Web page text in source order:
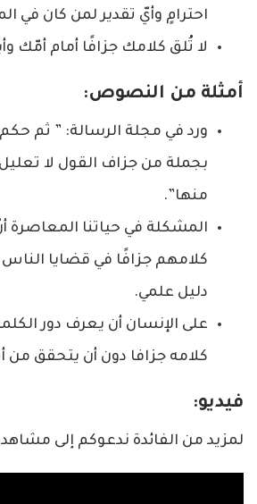
احترامٍ وأيّ تقدير لمن كان في
لا تُلق كلامك جزافًا أمام أمّك
أمثلة من النصوص:
ورد في مجلة الرسالة: ” ثم
بجملة من ‌جزاف القول لا تعليل
منها”.
المشكلة في حياتنا المعاصرة
كلامهم جزافًا في قضايا
دليل علمي.
على الإنسان أن يعرف دور
كلامه جزافا دون أن يتحقق من
فيديو:
لمزيد من الفائدة ندعوكم إلى